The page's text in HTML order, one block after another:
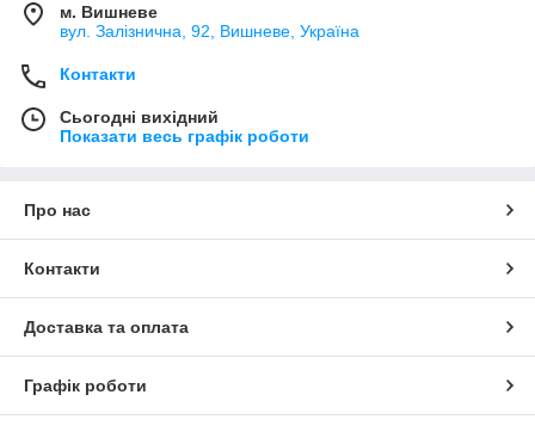
м. Вишневе
вул. Залізнична, 92, Вишневе, Україна
Контакти
Сьогодні вихідний
Показати весь графік роботи
Про нас
Контакти
Доставка та оплата
Графік роботи